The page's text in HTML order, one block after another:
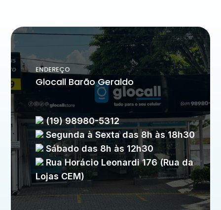
ENDEREÇO
Glocall Barão Geraldo
(19) 98980-5312
Segunda à Sexta das 8h às 18h30
Sábado das 8h às 12h30
Rua Horácio Leonardi 176 (Rua da
Lojas CEM)